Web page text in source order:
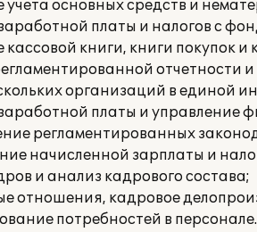
учета основных средств и
платы и налогов с
кассовой книги, книги покупок
отчетности
организаций в единой
платы и управление
регламентированных
начисленной зарплаты и
и анализ кадрового состава;
отношения, кадровое
потребностей в персонале.